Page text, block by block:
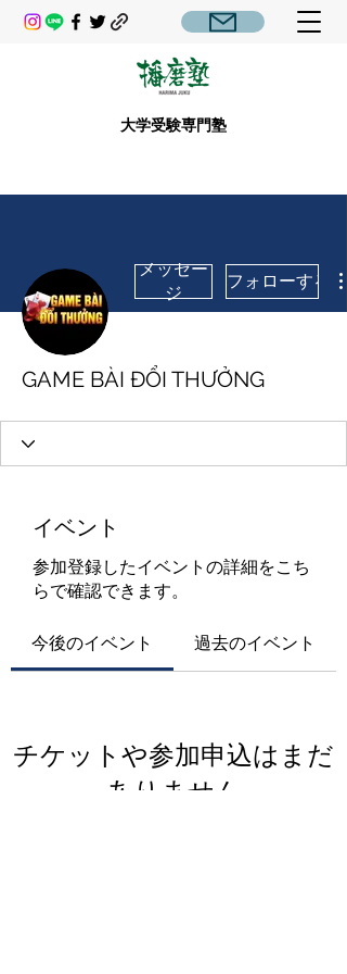
大学受験専門塾
メッセー
ジ
フォローする
GAME BÀI ĐỔI THƯỞNG
イベント
参加登録したイベントの詳細をこち
らで確認できます。
今後のイベント 過去のイベント
チケットや参加申込はまだ
ありません